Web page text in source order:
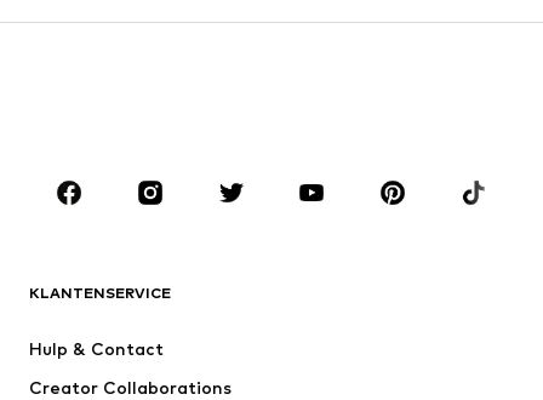
Rokken
Blouses & tunieken
Accessoires
Premium
Nieuw
KLANTENSERVICE
Hulp & Contact
Creator Collaborations